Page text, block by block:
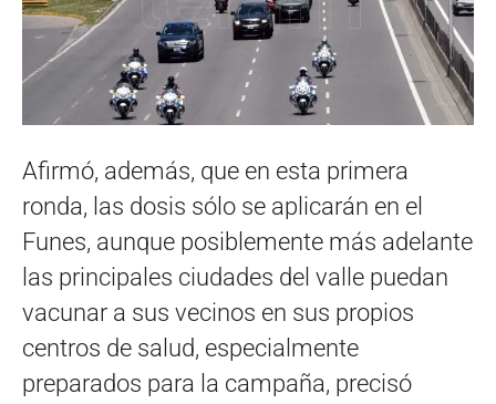
Afirmó, además, que en esta primera
ronda, las dosis sólo se aplicarán en el
Funes, aunque posiblemente más adelante
las principales ciudades del valle puedan
vacunar a sus vecinos en sus propios
centros de salud, especialmente
preparados para la campaña, precisó